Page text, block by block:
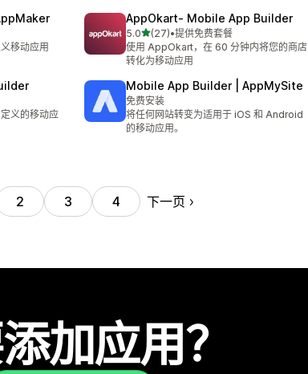
移动应用
AppOkart‑ Mobile App Builder
5.0星（满分 5 星）
(27)
总共 27 条评论
•提供免费套餐
使用 AppOkart，在 60 分钟内将您的商店
转化为移动应用
义的移动应
Mobile App Builder | AppMySite
免费安装
将任何网站转变为适用于 iOS 和 Android
的移动应用。
2 3 4 下一页
加应用？